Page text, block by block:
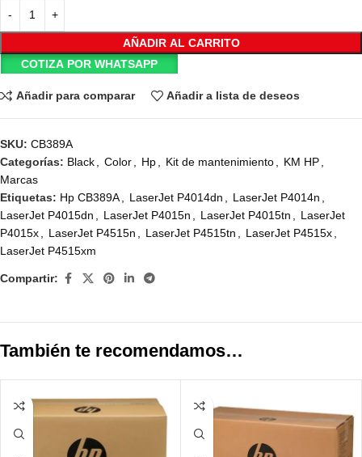
AÑADIR AL CARRITO
COTIZA POR WHATSAPP
Añadir para comparar Añadir a lista de deseos
SKU: CB389A
Categorías: Black Color Hp Kit de mantenimiento KM HP
Marcas
Etiquetas: Hp CB389A LaserJet P4014dn LaserJet P4014n
LaserJet P4015dn
LaserJet P4015n LaserJet P4015tn
LaserJet
P4015x
LaserJet P4515n LaserJet P4515tn LaserJet P4515x
LaserJet P4515xm
Compartir:
También te recomendamos…